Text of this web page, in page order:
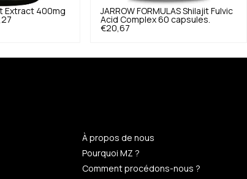
Extract 400mg
JARROW FORMULAS Shilajit Fulvic
Acid Complex 60 capsules.
€20,67
À propos de nous
Pourquoi MZ ?
Comment procédons-nous ?